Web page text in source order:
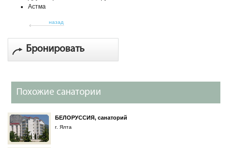
Астма
назад
Бронировать
Похожие санатории
БЕЛОРУССИЯ, санаторий
г. Ялта